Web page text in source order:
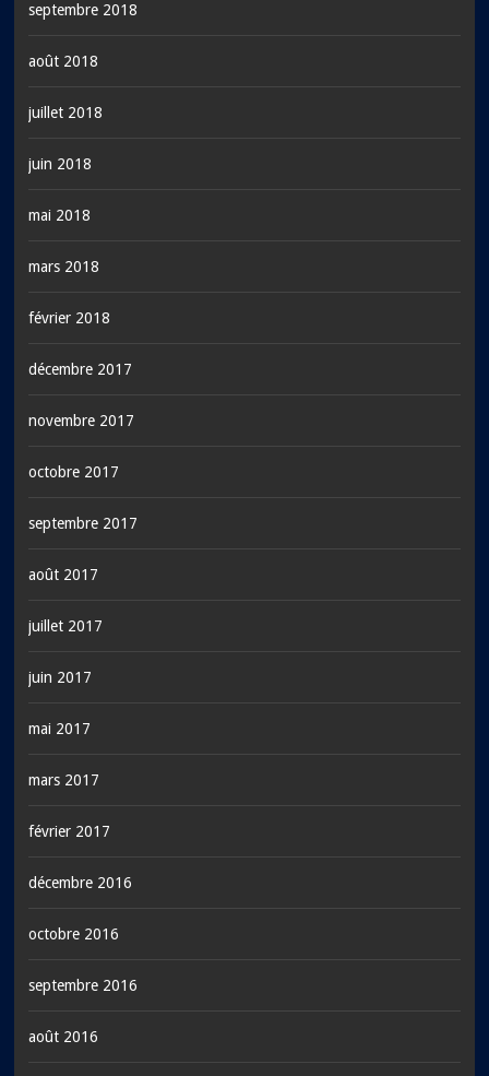
septembre 2018
août 2018
juillet 2018
juin 2018
mai 2018
mars 2018
février 2018
décembre 2017
novembre 2017
octobre 2017
septembre 2017
août 2017
juillet 2017
juin 2017
mai 2017
mars 2017
février 2017
décembre 2016
octobre 2016
septembre 2016
août 2016